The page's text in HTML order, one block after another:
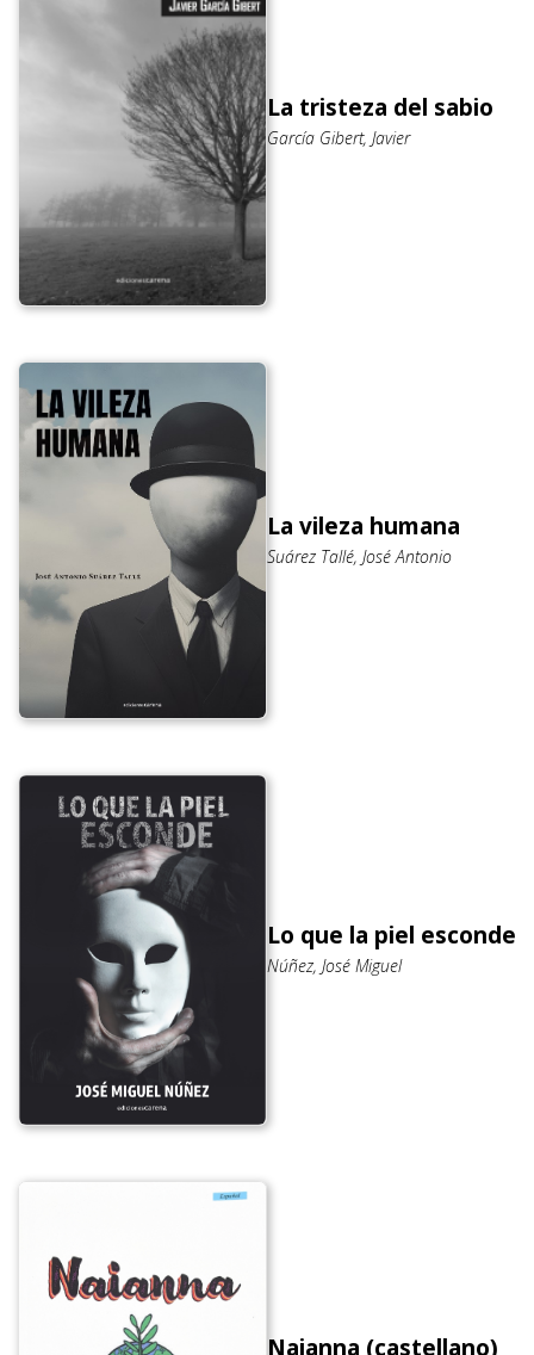
La tristeza del sabio
García Gibert, Javier
La vileza humana
Suárez Tallé, José Antonio
Lo que la piel esconde
Núñez, José Miguel
Naianna (castellano)